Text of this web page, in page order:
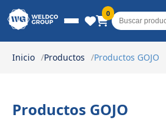
Weldco Group.
0
Inicio Productos Productos GOJO
Productos GOJO